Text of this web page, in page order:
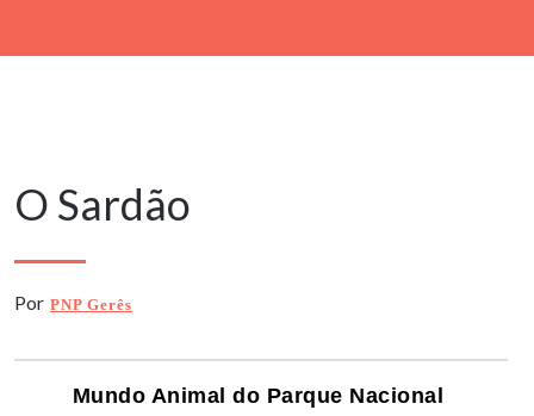
O Sardão
Por PNP Gerês
Mundo Animal do Parque Nacional